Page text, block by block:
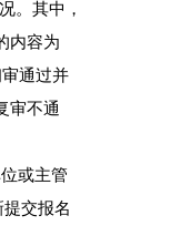
。其中，
内容为
通过并
审不通
或主管
交报名